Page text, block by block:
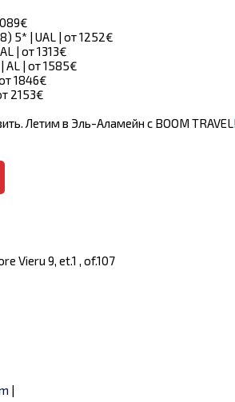
5* | UAL | от 1252€
| от 1313€
AL | от 1585€
1846€
2153€
Летим в Эль-Аламейн с BOOM TRAVEL!
Vieru 9, et.1 , of.107
|